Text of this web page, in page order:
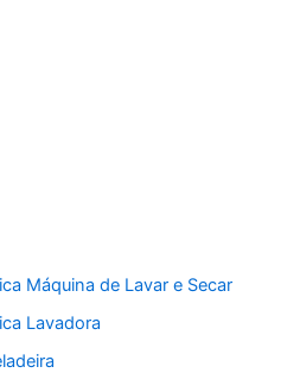
Máquina de Lavar e Secar
Lavadora